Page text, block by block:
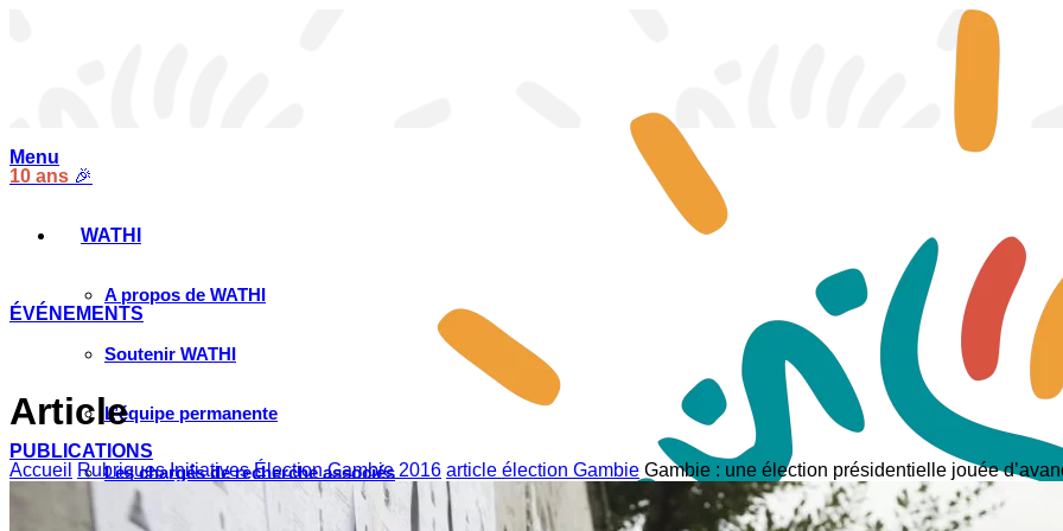
10 ans 🎉
ÉVÉNEMENTS
PUBLICATIONS
Menu
WATHI
A propos de WATHI
Soutenir WATHI
L’équipe permanente
Les chargés de recherche associés
Article
Accueil Rubriques Initiatives Élection Gambie 2016 article élection Gambie Gambie : une élection présidentielle jouée